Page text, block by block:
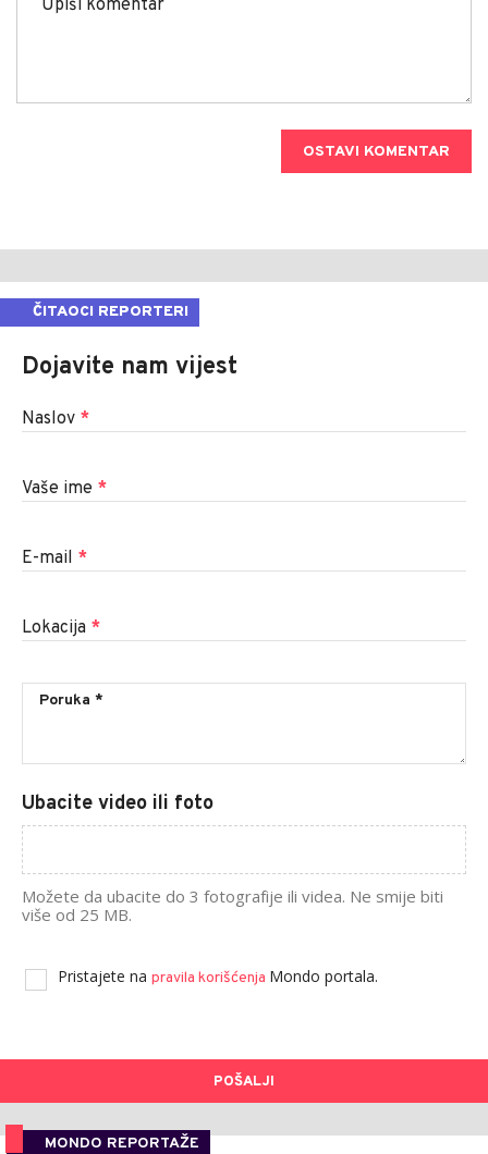
OSTAVI KOMENTAR
ČITAOCI REPORTERI
Dojavite nam vijest
Naslov *
Vaše ime *
E-mail *
Lokacija *
Ubacite video ili foto
Možete da ubacite do 3 fotografije ili videa. Ne smije biti
više od 25 MB.
Pristajete na pravila korišćenja Mondo portala.
POŠALJI
MONDO REPORTAŽE